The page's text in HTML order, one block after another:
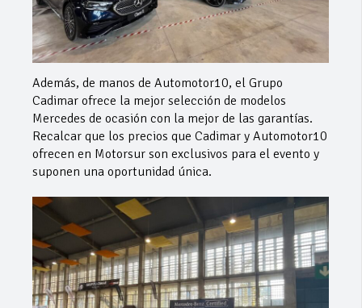
Además, de manos de Automotor10, el Grupo
Cadimar ofrece la mejor selección de modelos
Mercedes de ocasión con la mejor de las garantías.
Recalcar que los precios que Cadimar y Automotor10
ofrecen en Motorsur son exclusivos para el evento y
suponen una oportunidad única.